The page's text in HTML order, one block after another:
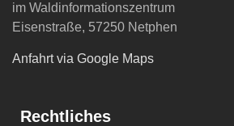
im Waldinformationszentrum
Eisenstraße, 57250 Netphen
Anfahrt via Google Maps
Rechtliches